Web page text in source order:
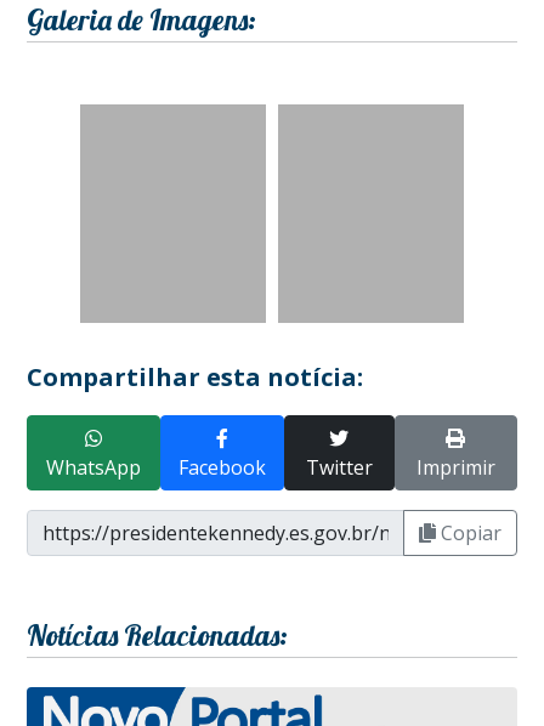
Galeria de Imagens:
Compartilhar esta notícia:
WhatsApp Facebook Twitter Imprimir
Copiar
Notícias Relacionadas: